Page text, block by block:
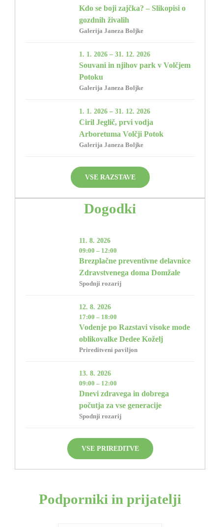
Kdo se boji zajčka? – Slikopisi o
gozdnih živalih
Galerija Janeza Boljke
1. 1. 2026 – 31. 12. 2026
Souvani in njihov park v Volčjem
Potoku
Galerija Janeza Boljke
1. 1. 2026 – 31. 12. 2026
Ciril Jeglič, prvi vodja
Arboretuma Volčji Potok
Galerija Janeza Boljke
VSE RAZSTAVE
Dogodki
11. 8. 2026
09:00 – 12:00
Brezplačne preventivne delavnice
Zdravstvenega doma Domžale
Spodnji rozarij
12. 8. 2026
17:00 – 18:00
Vodenje po Razstavi visoke mode
oblikovalke Dedee Koželj
Prireditveni paviljon
13. 8. 2026
09:00 – 12:00
Dnevi zdravega in dobrega
počutja za vse generacije
Spodnji rozarij
VSE PRIREDITVE
Podporniki in prijatelji